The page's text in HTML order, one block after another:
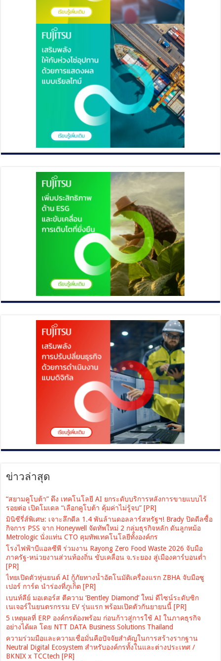
ข่าวล่าสุด
“สยามคูโบต้า” ดึง เทคโนโลยี AI ยกระดับบริการหลังการขายแบบไร้
รอยต่อ เปิดโมเดล “เลือกคูโบต้า คุ้มค่าไม่รู้จบ” [PR]
มินิซีรี่ส์พิเศษ: เจาะลึกดีล 1.4 พันล้านดอลลาร์สหรัฐฯ! Brady ปิดดีลซื้อ
กิจการ PSS จาก Honeywell จัดทัพใหม่ 2 กลุ่มธุรกิจหลัก ดันลูกหม้อ
Metrologic นั่งแท่น CTO คุมทัพเทคโนโลยีทั้งองค์กร
โรงไฟฟ้าบีแอลซีพี ร่วมงาน Rayong Zero Food Waste 2026 จับมือ
ภาครัฐ-หน่วยงานส่วนท้องถิ่น ขับเคลื่อน จ.ระยอง สู่เมืองคาร์บอนต่ำ
[PR]
ไทยเปิดตัวหุ่นยนต์ AI กู้ภัยทางน้ำอัตโนมัติเครื่องแรก ZBHA จับมือซู
เปอร์ การ์ด นำร่องที่ภูเก็ต [PR]
เบนท์ลีย์ มอเตอร์ส ตีความ ‘Bentley Diamond’ ใหม่ ดีไซน์ระดับซิก
เนเจอร์ในยนตรกรรม EV รุ่นแรก พร้อมเปิดตัวกันยายนนี้ [PR]
5 เหตุผลที่ ERP องค์กรต้องพร้อม ก่อนก้าวสู่การใช้ AI ในภาคธุรกิจ
อย่างได้ผล โดย NTT DATA Business Solutions Thailand
ความร่วมมือและความเชื่อมั่นคือปัจจัยสำคัญในการสร้างรากฐาน
Neutral Digital Ecosystem สำหรับองค์กรทั้งในและต่างประเทศ /
BKNIX x TCCtech [PR]